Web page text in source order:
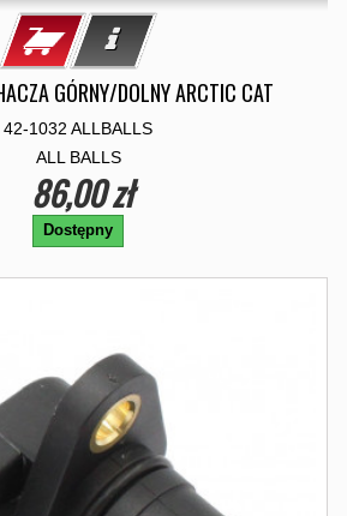
GÓRNY/DOLNY ARCTIC CAT
42-1032 ALLBALLS
ALL BALLS
86,00 zł
Dostępny